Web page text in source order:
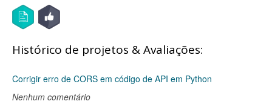
Histórico de projetos & Avaliações:
Corrigir erro de CORS em código de API em Python
Nenhum comentário